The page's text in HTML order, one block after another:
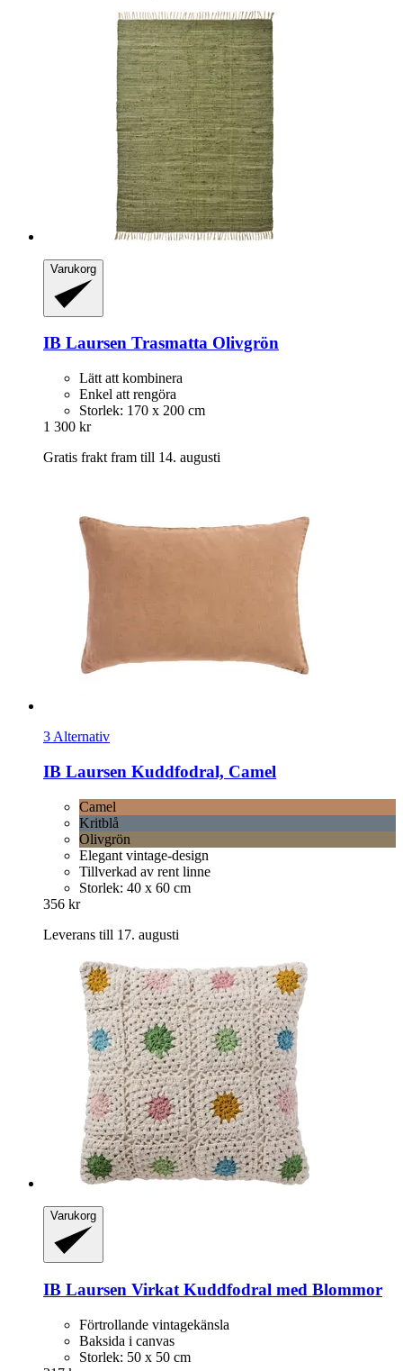
Varukorg
IB Laursen Trasmatta Olivgrön
Lätt att kombinera
Enkel att rengöra
Storlek: 170 x 200 cm
1 300 kr
Gratis frakt fram till 14. augusti
3 Alternativ
IB Laursen Kuddfodral, Camel
Camel
Kritblå
Olivgrön
Elegant vintage-design
Tillverkad av rent linne
Storlek: 40 x 60 cm
356 kr
Leverans till 17. augusti
Varukorg
IB Laursen Virkat Kuddfodral med Blommor
Förtrollande vintagekänsla
Baksida i canvas
Storlek: 50 x 50 cm